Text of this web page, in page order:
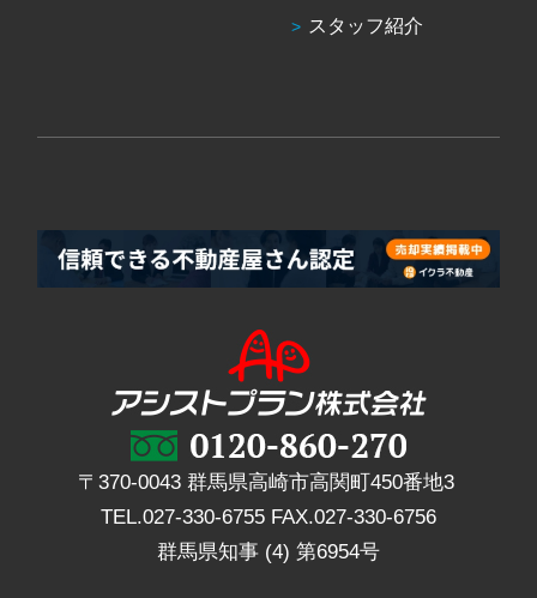
スタッフ紹介
〒370-0043 群馬県高崎市高関町450番地3
TEL.027-330-6755 FAX.027-330-6756
群馬県知事 (4) 第6954号